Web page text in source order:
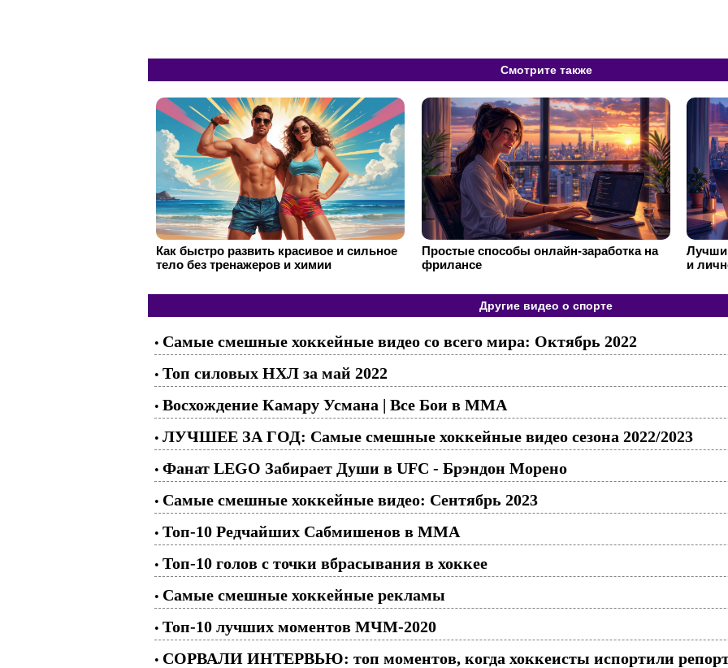
Смотрите также
Как быстро развить красивое и сильное
тело без тренажеров и химии
Простые способы онлайн-заработка на
фрилансе
и
Другие видео о спорте
• Самые смешные хоккейные видео со всего мира: Октябрь 2022
• Топ силовых НХЛ за май 2022
• Восхождение Камару Усмана | Все Бои в ММА
• ЛУЧШЕЕ ЗА ГОД: Самые смешные хоккейные видео сезона 2022/2023
• Фанат LEGO Забирает Души в UFC - Брэндон Морено
• Самые смешные хоккейные видео: Сентябрь 2023
• Топ-10 Редчайших Сабмишенов в ММА
• Топ-10 голов с точки вбрасывания в хоккее
• Самые смешные хоккейные рекламы
• Топ-10 лучших моментов МЧМ-2020
• СОРВАЛИ ИНТЕРВЬЮ: топ моментов, когда хоккеисты испортили